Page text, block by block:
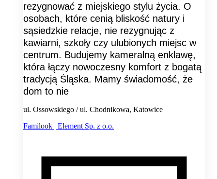
rezygnować z miejskiego stylu życia. O
osobach, które cenią bliskość natury i
sąsiedzkie relacje, nie rezygnując z
kawiarni, szkoły czy ulubionych miejsc w
centrum. Budujemy kameralną enklawę,
która łączy nowoczesny komfort z bogatą
tradycją Śląska. Mamy świadomość, że
dom to nie
ul. Ossowskiego / ul. Chodnikowa, Katowice
Familook | Element Sp. z o.o.